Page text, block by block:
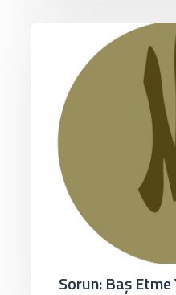
Sorun: Baş